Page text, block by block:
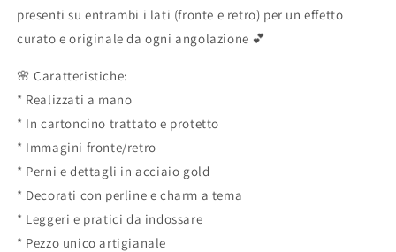
presenti su entrambi i lati (fronte e retro) per un effetto
curato e originale da ogni angolazione 💕
🌸 Caratteristiche:
* Realizzati a mano
* In cartoncino trattato e protetto
* Immagini fronte/retro
* Perni e dettagli in acciaio gold
* Decorati con perline e charm a tema
* Leggeri e pratici da indossare
* Pezzo unico artigianale